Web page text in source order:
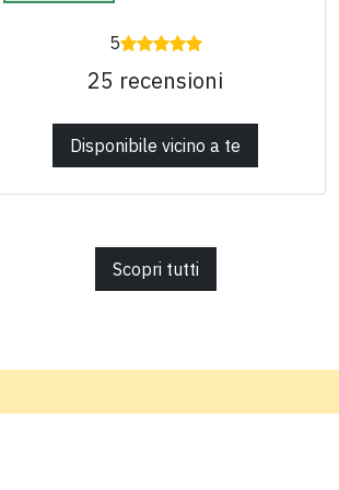
5
25 recensioni
Disponibile vicino a te
Scopri tutti